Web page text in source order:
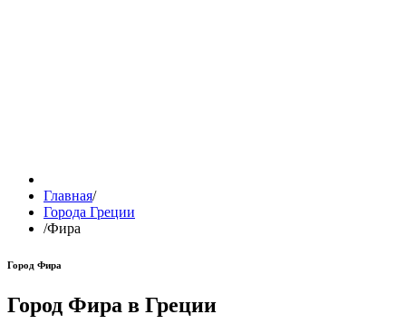
Главная/
Города Греции
/Фира
Город Фира
Город Фира в Греции